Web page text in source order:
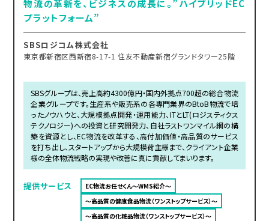
物流の革新を、ビジネスの成長に。”ハイブリッドEC
プラットフォーム”
SBSロジコム株式会社
東京都新宿区西新宿8-17-1 住友不動産新宿グランドタワー25階
SBSグループは、売上高約4300億円・国内外拠点700超の総合物流
企業グループです。生産系や販売系の各専門業界のBtoB物流で培
ったノウハウと、大規模拠点開発・運用能力、ITとLT(ロジスティクス
テクノロジー)への投資と研究開発力、自社ラストワンマイル網の構
築を資源とし、EC物流を改革する、高付加価値・高品質のサービス
を打ち出し、スタートアップから大規模荷主様まで、クライアント企業
様の全体物流戦略の実現や改善に真に貢献してまいります。
提供サービス
EC物流お任せくん～WMS紹介～
～高品質の健康食品物流（ワンストップサービス）～
～高品質の化粧品物流（ワンストップサービス）～